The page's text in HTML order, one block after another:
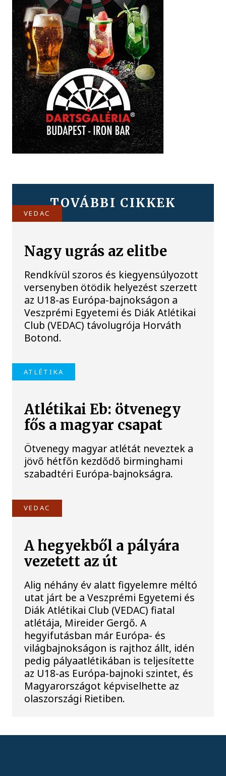
TOVÁBBI CIKKEK
VEDAC
Nagy ugrás az elitbe
Rendkívül szoros és kiegyensúlyozott
versenyben ötödik helyezést szerzett
az U18-as Európa-bajnokságon a
Veszprémi Egyetemi és Diák Atlétikai
Club (VEDAC) távolugrója Horváth
Botond.
ATLÉTIKA
Atlétikai Eb: ötvenegy
fős a magyar csapat
Ötvenegy magyar atlétát neveztek a
jövő hétfőn kezdődő birminghami
szabadtéri Európa-bajnokságra.
VEDAC
A hegyekből a pályára
vezetett az út
Alig néhány év alatt figyelemre méltó
utat járt be a Veszprémi Egyetemi és
Diák Atlétikai Club (VEDAC) fiatal
atlétája, Mireider Gergő. A
hegyifutásban már Európa- és
világbajnokságon is rajthoz állt, idén
pedig pályaatlétikában is teljesítette
az U18-as Európa-bajnoki szintet, és
Magyarországot képviselhette az
olaszországi Rietiben.